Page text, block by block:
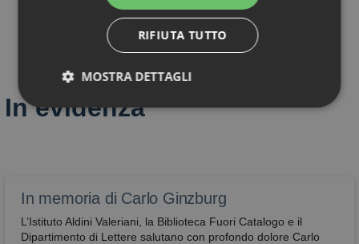
In evidenza
In memoria di Carlo Ginzburg
L’Istituto Aldini Valeriani, la Biblioteca Fuori Catalogo e il
Dipartimento di Lettere salutano con profondo dolore Carlo
RIFIUTA TUTTO
MOSTRA DETTAGLI
Tecnici Performance Profilazione